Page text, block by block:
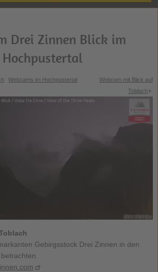
Drei Zinnen Blick im
Hochpustertal
Webcams im Hochpustertal
Webcam mit Blick auf
Toblach
Gebirgsstock Drei Zinnen in den